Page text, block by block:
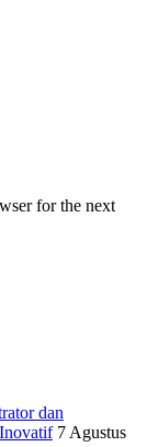
for the next
dan
7 Agustus